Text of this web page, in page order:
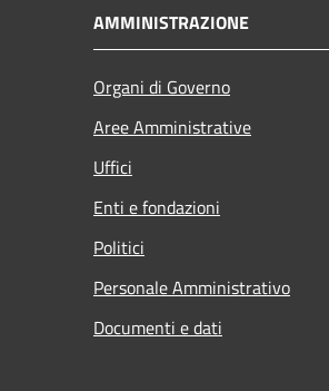
AMMINISTRAZIONE
Organi di Governo
Aree Amministrative
Uffici
Enti e fondazioni
Politici
Personale Amministrativo
Documenti e dati